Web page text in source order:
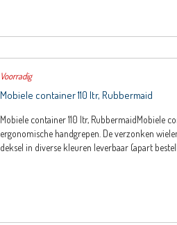
Voorradig
Mobiele container 110 ltr, Rubbermaid
Mobiele container 110 ltr, RubbermaidMobiele
ergonomische handgrepen. De verzonken
deksel in diverse kleuren leverbaar (apart